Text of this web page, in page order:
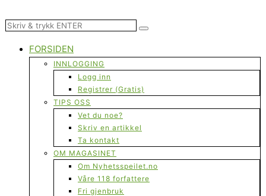
FORSIDEN
INNLOGGING
Logg inn
Registrer (Gratis)
TIPS OSS
Vet du noe?
Skriv en artikkel
Ta kontakt
OM MAGASINET
Om Nyhetsspeilet.no
Våre 118 forfattere
Fri gjenbruk